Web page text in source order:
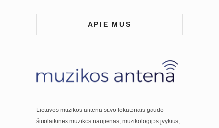
APIE MUS
Lietuvos muzikos antena savo lokatoriais gaudo
šiuolaikinės muzikos naujienas, muzikologijos įvykius,